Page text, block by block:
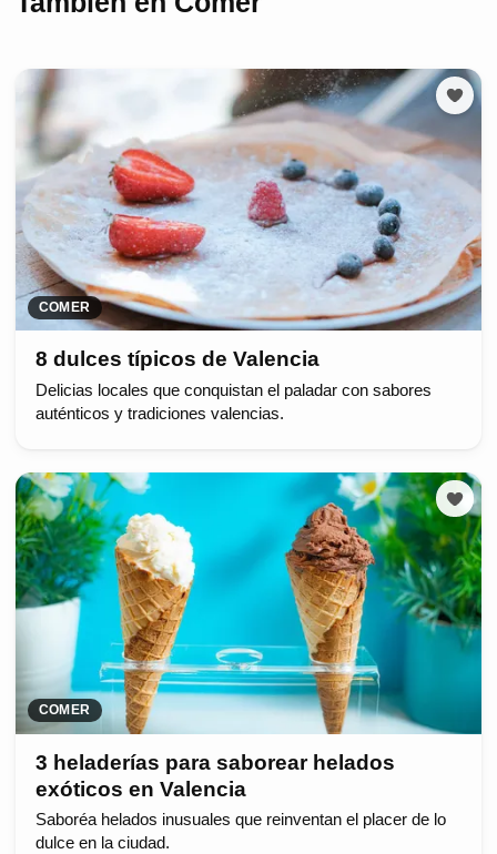
COMER
8 dulces típicos de Valencia
Delicias locales que conquistan el paladar con sabores
auténticos y tradiciones valencias.
COMER
3 heladerías para saborear helados
exóticos en Valencia
Saboréa helados inusuales que reinventan el placer de lo
dulce en la ciudad.